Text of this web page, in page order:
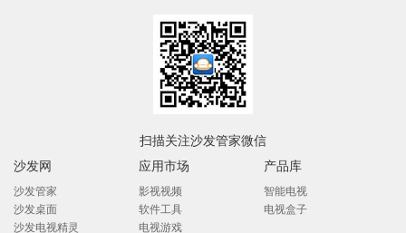
扫描关注沙发管家微信
沙发网
沙发管家
沙发桌面
沙发电视精灵
应用市场
影视视频
软件工具
电视游戏
产品库
智能电视
电视盒子